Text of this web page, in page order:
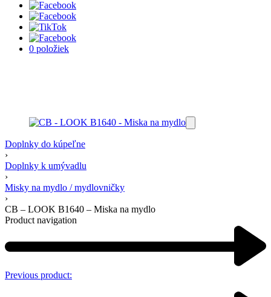
0 položiek
Doplnky do kúpeľne
›
Doplnky k umývadlu
›
Misky na mydlo / mydlovničky
›
CB – LOOK B1640 – Miska na mydlo
Product navigation
Previous product: